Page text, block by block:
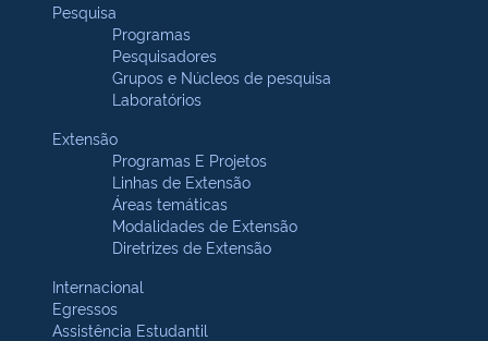
Pesquisa
Programas
Pesquisadores
Grupos e Núcleos de pesquisa
Laboratórios
Extensão
Programas E Projetos
Linhas de Extensão
Áreas temáticas
Modalidades de Extensão
Diretrizes de Extensão
Internacional
Egressos
Assistência Estudantil